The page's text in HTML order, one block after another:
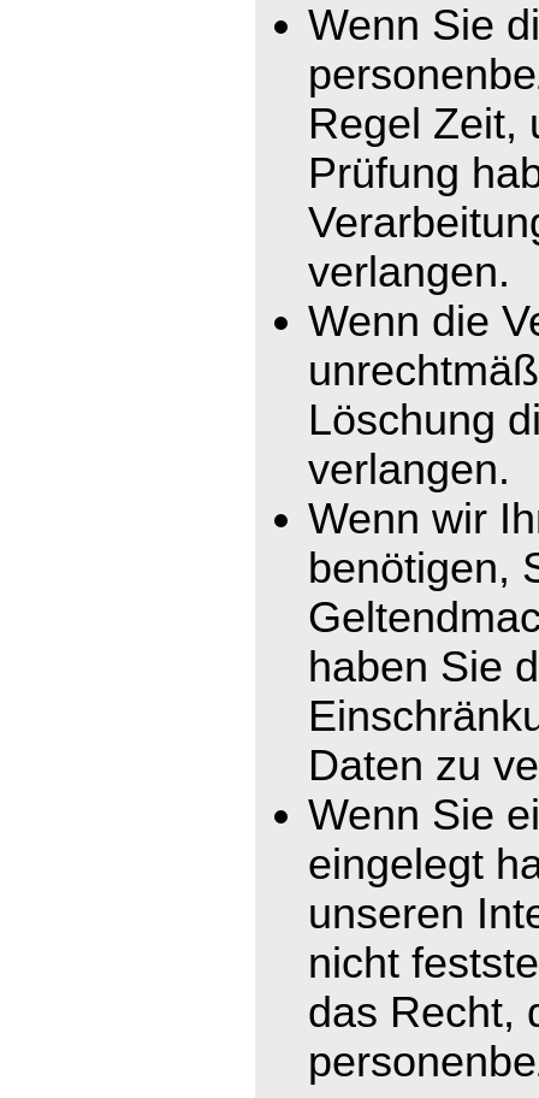
Wenn Sie
Regel Zeit,
Prüfung
verlangen.
Wenn die
Löschung
verlangen.
Wenn wir
benötigen,
haben Sie
Daten zu
Wenn Sie
eingelegt
unseren
nicht
das Recht,